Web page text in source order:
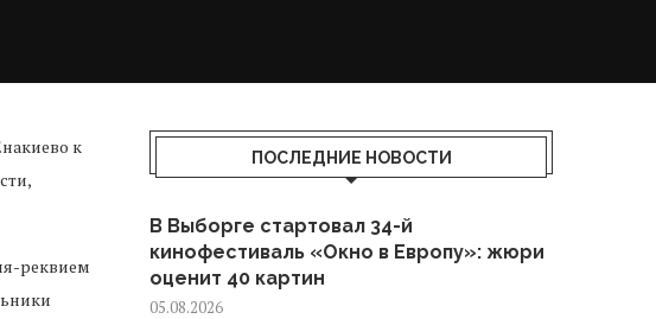
к
реквием
ПОСЛЕДНИЕ НОВОСТИ
В Выборге стартовал 34-й
кинофестиваль «Окно в Европу»: жюри
оценит 40 картин
05.08.2026